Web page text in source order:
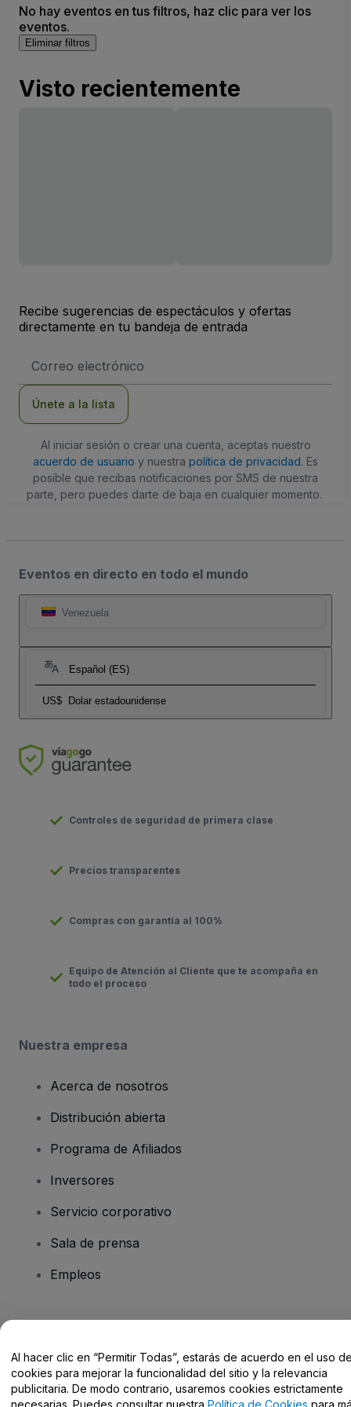
No hay eventos en tus filtros, haz clic para ver los
eventos.
Eliminar filtros
Visto recientemente
Recibe sugerencias de espectáculos y ofertas
directamente en tu bandeja de entrada
de
Únete a la lista
Al iniciar sesión o crear una cuenta, aceptas nuestro
acuerdo de usuario y nuestra política de privacidad. Es
posible que recibas notificaciones por SMS de nuestra
parte, pero puedes darte de baja en cualquier momento.
Eventos en directo en todo el mundo
Venezuela
Español (ES)
US$ Dolar estadounidense
Controles de seguridad de primera clase
Precios transparentes
Compras con garantía al 100%
Equipo de Atención al Cliente que te acompaña en
todo el proceso
Nuestra empresa
Acerca de nosotros
Distribución abierta
Programa de Afiliados
Inversores
Servicio corporativo
Sala de prensa
Empleos
Centro de Ayuda / Contacto
Al hacer clic en “Permitir Todas”, estarás de acuerdo en el uso
cookies para mejorar la funcionalidad del sitio y la relevancia
publicitaria. De modo contrario, usaremos cookies estrictamente
necesarias. Puedes consultar nuestra Política de Cookies para